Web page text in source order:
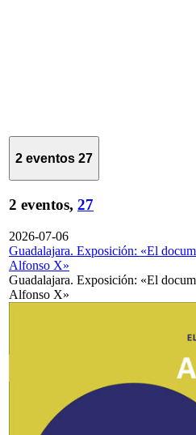
2 eventos 27
2 eventos, 27
2026-07-06
Guadalajara. Exposición: «El
Alfonso X»
Guadalajara. Exposición: «El
Alfonso X»